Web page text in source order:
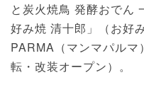
と炭火焼鳥 発酵おでん
好み焼 清十郎」（お好
PARMA（マンマパル
転・改装オープン）。